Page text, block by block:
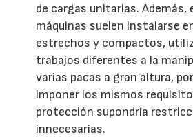
de cargas unitarias. Además,
máquinas suelen instalarse
estrechos y compactos,
trabajos diferentes a la
varias pacas a gran altura,
imponer los mismos
protección supondría
innecesarias.